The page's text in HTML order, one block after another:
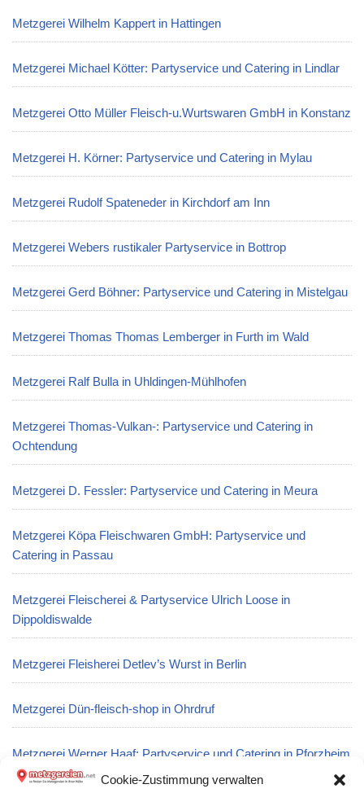
Cookie-Zustimmung verwalten
Metzgerei Wilhelm Kappert in Hattingen
Metzgerei Michael Kötter: Partyservice und Catering in Lindlar
Metzgerei Otto Müller Fleisch-u.Wurtswaren GmbH in Konstanz
Metzgerei H. Körner: Partyservice und Catering in Mylau
Metzgerei Rudolf Spateneder in Kirchdorf am Inn
Metzgerei Webers rustikaler Partyservice in Bottrop
Metzgerei Gerd Böhner: Partyservice und Catering in Mistelgau
Metzgerei Thomas Thomas Lemberger in Furth im Wald
Metzgerei Ralf Bulla in Uhldingen-Mühlhofen
Metzgerei Thomas-Vulkan-: Partyservice und Catering in
Ochtendung
Metzgerei D. Fessler: Partyservice und Catering in Meura
Metzgerei Köpa Fleischwaren GmbH: Partyservice und
Catering in Passau
Metzgerei Fleischerei & Partyservice Ulrich Loose in
Dippoldiswalde
Metzgerei Fleisherei Detlev’s Wurst in Berlin
Metzgerei Dün-fleisch-shop in Ohrdruf
Metzgerei Werner Haaf: Partyservice und Catering in Pforzheim